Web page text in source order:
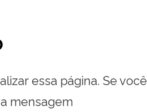
essa página. Se você
mensagem